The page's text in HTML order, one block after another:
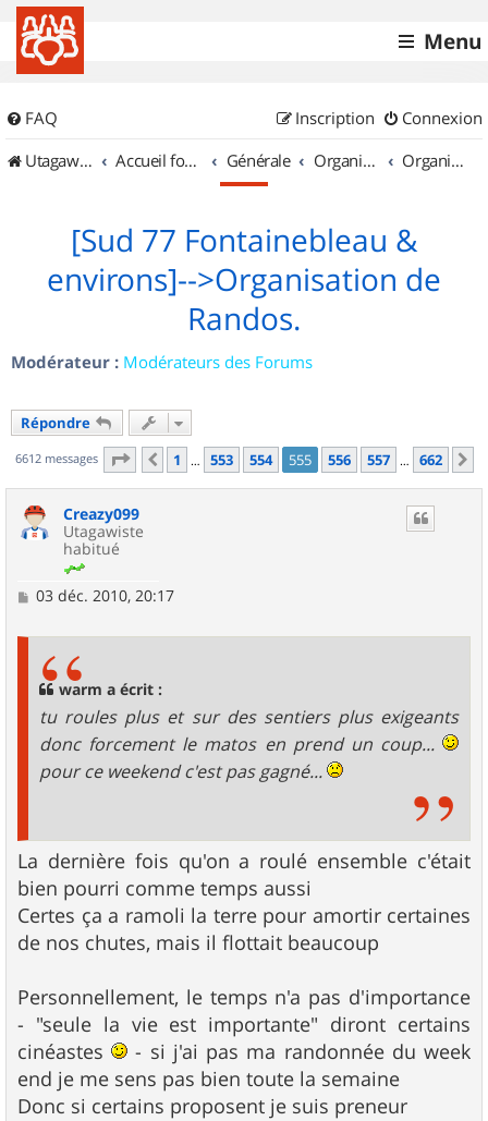
Menu
FAQ Connexion
Inscription
UtagawaVTT (Randos VTT et VTTAE avec traces GPS)
Accueil forum Générale Organisation de sorties & Recherche de partenaires Organisation de sorties en région Île de France
[Sud 77 Fontainebleau &
environs]-->Organisation de
Randos.
Modérateur : Modérateurs des Forums
Répondre
6612 messages Page 555 sur662
Précédent
1 … 553 554 555 556 557 … 662
Creazy099
Utagawiste
habitué
M
03 déc. 2010, 20:17
warm a écrit :
tu roules plus et sur des sentiers plus exigeants
donc forcement le matos en prend un coup...
pour ce weekend c'est pas gagné...
La dernière fois qu'on a roulé ensemble c'était
bien pourri comme temps aussi
Certes ça a ramoli la terre pour amortir certaines
de nos chutes, mais il flottait beaucoup
Personnellement, le temps n'a pas d'importance
- "seule la vie est importante" diront certains
cinéastes
- si j'ai pas ma randonnée du week
end je me sens pas bien toute la semaine
Donc si certains proposent je suis preneur